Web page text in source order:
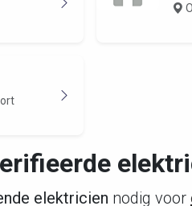
elektricien nodig voor